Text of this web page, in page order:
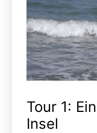
Tour 1:
Insel